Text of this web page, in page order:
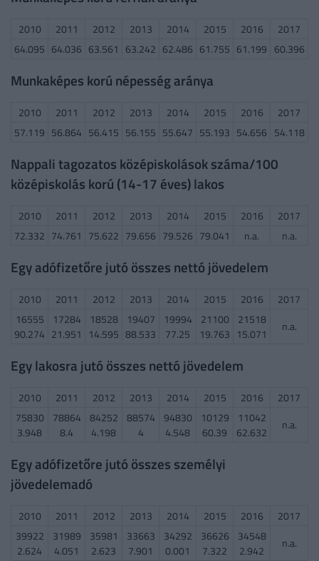
2010 2011 2012 2013 2014 2015 2016
2017
64.095 64.036 63.561 63.242 62.486 61.755 61.199 60.396
Munkaképes korú népesség aránya
2010 2011 2012 2013 2014 2015 2016
2017
57.119 56.864 56.415 56.155 55.647 55.193 54.656 54.118
Nappali tagozatos középiskolások száma/100
középiskolás korú (14-17 éves) lakos
2010 2011 2012 2013 2014 2015 2016
2017
72.332 74.761 75.622 79.656 79.526 79.041 n.a. n.a.
Egy adófizetőre jutó összes nettó jövedelem
2010 2011 2012 2013 2014 2015 2016
2017
16555
90.274
17284
21.951
18528
14.595
19407
88.533
19994
77.25
21100
19.763
21518
15.071
n.a.
Egy lakosra jutó összes nettó jövedelem
2010 2011 2012 2013 2014 2015 2016
2017
75830
3.948
78864
8.4
84252
4.198
88574
4
94830
4.548
10129
60.39
11042
62.632
n.a.
Egy adófizetőre jutó összes személyi
jövedelemadó
2010 2011 2012 2013 2014 2015 2016
2017
39922
2.624
31989
4.051
35981
2.623
33663
7.901
34292
0.001
36626
7.322
34548
2.942
n.a.